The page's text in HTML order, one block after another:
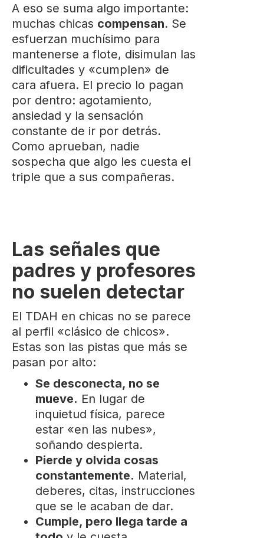
A eso se suma algo importante:
muchas chicas compensan. Se
esfuerzan muchísimo para
mantenerse a flote, disimulan las
dificultades y «cumplen» de
cara afuera. El precio lo pagan
por dentro: agotamiento,
ansiedad y la sensación
constante de ir por detrás.
Como aprueban, nadie
sospecha que algo les cuesta el
triple que a sus compañeras.
Las señales que
padres y profesores
no suelen detectar
El TDAH en chicas no se parece
al perfil «clásico de chicos».
Estas son las pistas que más se
pasan por alto:
Se desconecta, no se
mueve. En lugar de
inquietud física, parece
estar «en las nubes»,
soñando despierta.
Pierde y olvida cosas
constantemente. Material,
deberes, citas, instrucciones
que se le acaban de dar.
Cumple, pero llega tarde a